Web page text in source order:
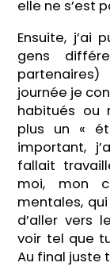
elle ne s’est
Ensuite, j’ai
gens
journée je
habitués ou
plus un «
important,
fallait
moi, mon
mentales,
d’aller vers
voir tel que
Au final juste